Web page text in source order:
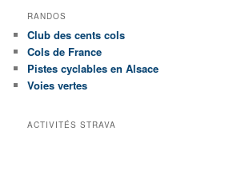
RANDOS
Club des cents cols
Cols de France
Pistes cyclables en Alsace
Voies vertes
ACTIVITÉS STRAVA